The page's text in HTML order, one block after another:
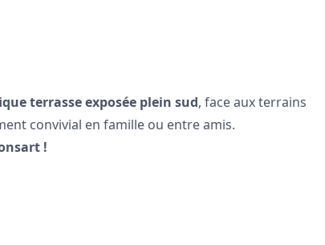
terrasse exposée plein sud, face aux terrains
convivial en famille ou entre amis.
!